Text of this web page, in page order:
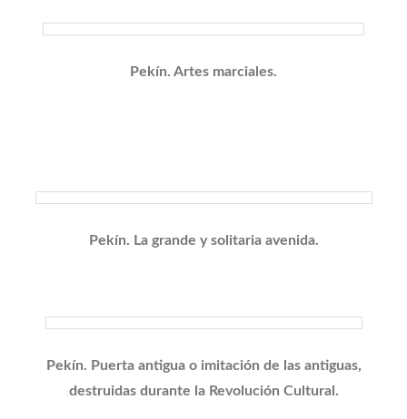
Pekín. Artes marciales.
Pekín. La grande y solitaria avenida.
Pekín. Puerta antigua o imitación de las antiguas,
destruidas durante la Revolución Cultural.